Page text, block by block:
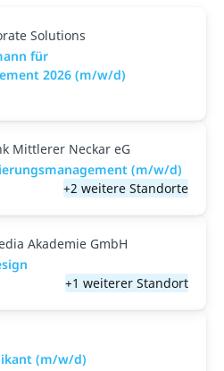
Solutions
für
2026 (m/w/d)
Mittlerer Neckar eG
(m/w/d)
+2 weitere Standorte
Akademie GmbH
+1 weiterer Standort
(m/w/d)